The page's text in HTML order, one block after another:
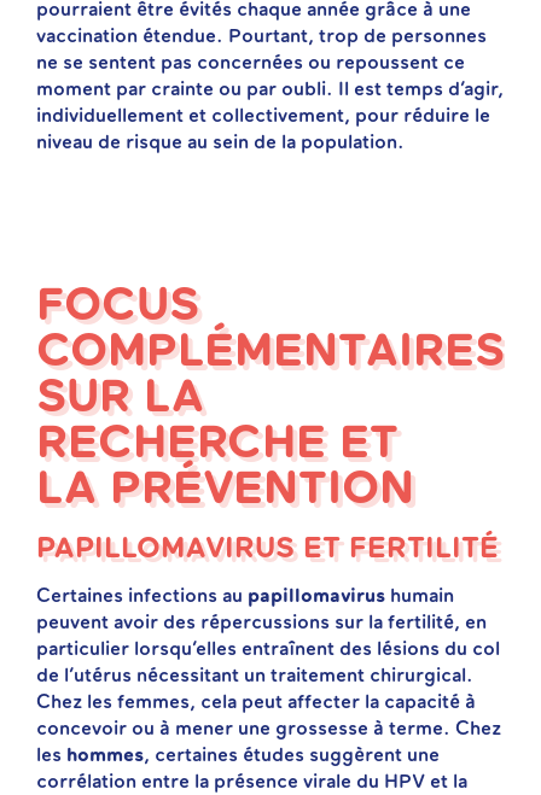
pourraient être évités chaque année grâce à une
vaccination étendue. Pourtant, trop de personnes
ne se sentent pas concernées ou repoussent ce
moment par crainte ou par oubli. Il est temps d’agir,
individuellement et collectivement, pour réduire le
niveau de risque au sein de la population.
FOCUS
COMPLÉMENTAIRES
SUR LA
RECHERCHE ET
LA PRÉVENTION
PAPILLOMAVIRUS ET FERTILITÉ
Certaines infections au papillomavirus humain
peuvent avoir des répercussions sur la fertilité, en
particulier lorsqu’elles entraînent des lésions du col
de l’utérus nécessitant un traitement chirurgical.
Chez les femmes, cela peut affecter la capacité à
concevoir ou à mener une grossesse à terme. Chez
les hommes, certaines études suggèrent une
corrélation entre la présence virale du HPV et la